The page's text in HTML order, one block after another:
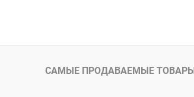
В избранное В наличии
САМЫЕ ПРОДАВАЕМЫЕ ТОВАРЫ